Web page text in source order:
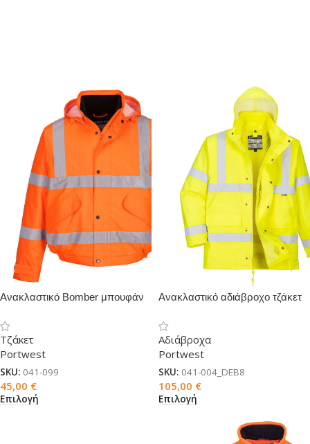
Ανακλαστικό Bomber μπουφάν
Τζάκετ
Portwest
SKU: 041-099
45,00 €
Επιλογή
Ανακλαστικό αδιάβροχο τζάκετ
Αδιάβροχα
Portwest
SKU: 041-004_DEB8
105,00 €
Επιλογή